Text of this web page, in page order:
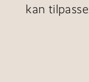
kan